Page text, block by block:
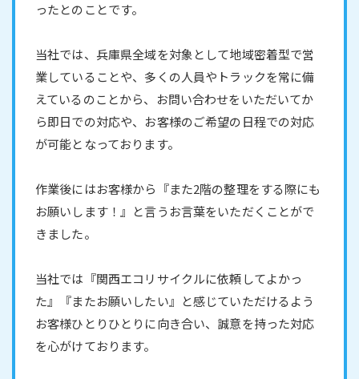
ったとのことです。
当社では、兵庫県全域を対象として地域密着型で営
業していることや、多くの人員やトラックを常に備
えているのことから、お問い合わせをいただいてか
ら即日での対応や、お客様のご希望の日程での対応
が可能となっております。
作業後にはお客様から『また2階の整理をする際にも
お願いします！』と言うお言葉をいただくことがで
きました。
当社では『関西エコリサイクルに依頼してよかっ
た』『またお願いしたい』と感じていただけるよう
お客様ひとりひとりに向き合い、誠意を持った対応
を心がけております。